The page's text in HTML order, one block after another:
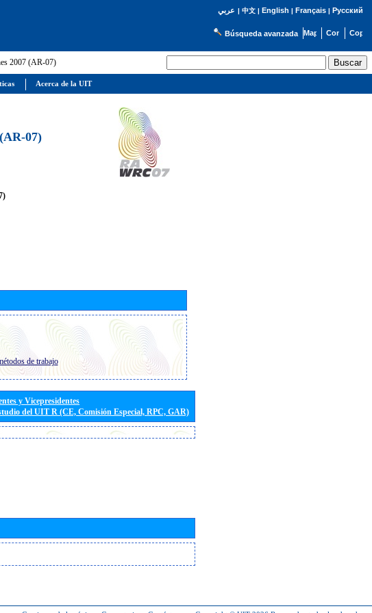
عربي | 中文| English | Français| Русский
Búsqueda avanzada
2007 (AR-07)
07)
de trabajo
y Vicepresidentes
del UIT R (CE, Comisión Especial, RPC, GAR)
Acerca de la UIT